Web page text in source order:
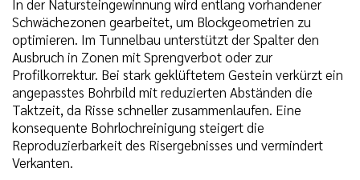
In der Natursteingewinnung wird entlang vorhandener
Schwächezonen gearbeitet, um Blockgeometrien zu
optimieren. Im Tunnelbau unterstützt der Spalter den
Ausbruch in Zonen mit Sprengverbot oder zur
Profilkorrektur. Bei stark geklüftetem Gestein verkürzt ein
angepasstes Bohrbild mit reduzierten Abständen die
Taktzeit, da Risse schneller zusammenlaufen. Eine
konsequente Bohrlochreinigung steigert die
Reproduzierbarkeit des Risergebnisses und vermindert
Verkanten.